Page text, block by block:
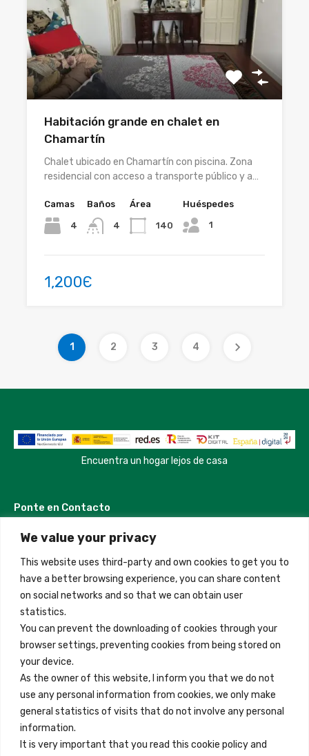
We value your privacy
This website uses third-party and own cookies to get you to
have a better browsing experience, you can share content
on social networks and so that we can obtain user
statistics.
You can prevent the downloading of cookies through your
browser settings, preventing cookies from being stored on
your device.
As the owner of this website, I inform you that we do not
use any personal information from cookies, we only make
general statistics of visits that do not involve any personal
information.
It is very important that you read this cookie policy and
Habitación grande en chalet en
Chamartín
Chalet ubicado en Chamartín con piscina. Zona
residencial con acceso a transporte público y a…
Camas
4
Baños
4
Área
140
Huéspedes
1
1,200Є
1 2 3 4
Encuentra un hogar lejos de casa
Ponte en Contacto
Madrid, Spain
+34 684 39 31 82
info@innfamily.com
Enlaces Rápidos
Contacto
Nota Legal
Términos y Condiciones
Política de Privacidad